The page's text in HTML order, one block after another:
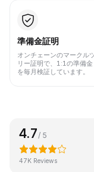
準備金証明
オンチェーンのマークル
リー証明で、1:1の準備金
を毎月検証しています。
4.7/ 5
47K Reviews